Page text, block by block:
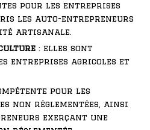
pour les entreprises
les auto-entrepreneurs
artisanale.
: elles sont
entreprises agricoles et
pour les
non réglementées, ainsi
exerçant une